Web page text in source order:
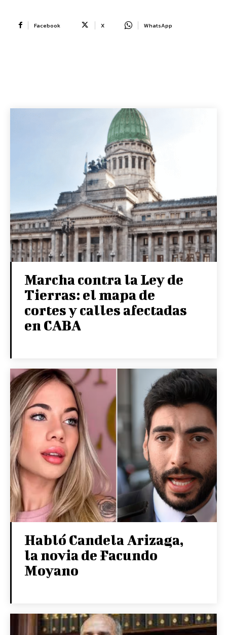
Facebook X WhatsApp
Marcha contra la Ley de
Tierras: el mapa de
cortes y calles afectadas
en CABA
Habló Candela Arizaga,
la novia de Facundo
Moyano